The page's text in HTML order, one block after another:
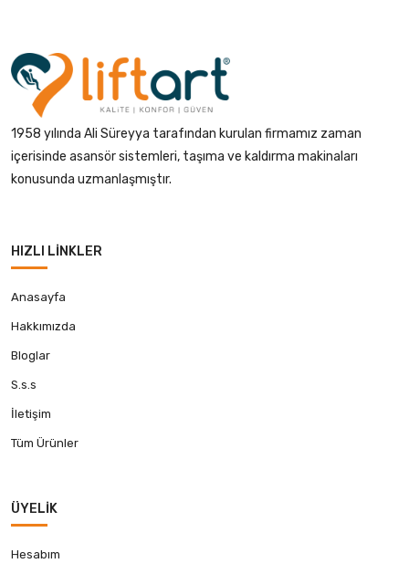
1958 yılında Ali Süreyya tarafından kurulan firmamız zaman
içerisinde asansör sistemleri, taşıma ve kaldırma makinaları
konusunda uzmanlaşmıştır.
HIZLI LINKLER
Anasayfa
Hakkımızda
Bloglar
S.s.s
İletişim
Tüm Ürünler
ÜYELIK
Hesabım